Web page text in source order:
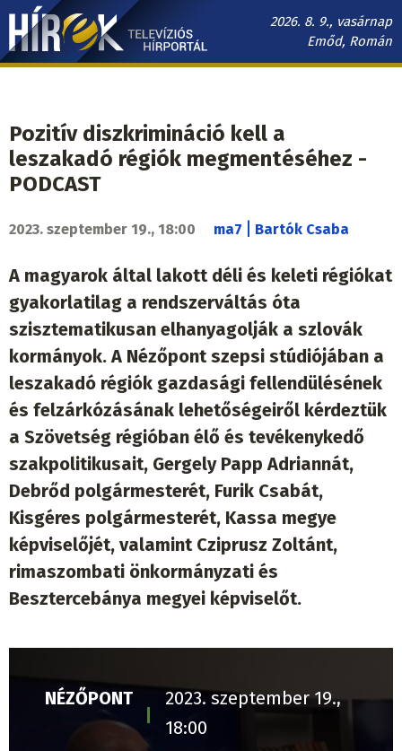
Ugrás
tartalomra
2026. 8. 9., vasárnap
Emőd, Román
Hírek.sk
Pozitív diszkrimináció kell a
leszakadó régiók megmentéséhez -
PODCAST
2023. szeptember 19., 18:00 ma7 Bartók Csaba
A magyarok által lakott déli és keleti régiókat
gyakorlatilag a rendszerváltás óta
szisztematikusan elhanyagolják a szlovák
kormányok. A Nézőpont szepsi stúdiójában a
leszakadó régiók gazdasági fellendülésének
és felzárkózásának lehetőségeiről kérdeztük
a Szövetség régióban élő és tevékenykedő
szakpolitikusait, Gergely Papp Adriannát,
Debrőd polgármesterét, Furik Csabát,
Kisgéres polgármesterét, Kassa megye
képviselőjét, valamint Cziprusz Zoltánt,
rimaszombati önkormányzati és
Besztercebánya megyei képviselőt.
NÉZŐPONT
2023. szeptember 19.,
18:00